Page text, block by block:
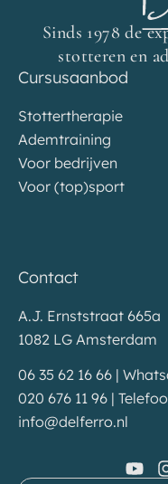
Sinds 1978 de
stotteren en
Cursusaanbod
Stottertherapie
Ademtraining
Voor bedrijven
Voor (top)sport
Contact
A.J. Ernststraat 665a
1082 LG Amsterdam
06 35 62 16 66 |
020 676 11 96 |
info@delferro.nl